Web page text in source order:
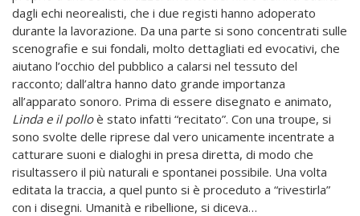
dagli echi neorealisti, che i due registi hanno adoperato
durante la lavorazione. Da una parte si sono concentrati sulle
scenografie e sui fondali, molto dettagliati ed evocativi, che
aiutano l’occhio del pubblico a calarsi nel tessuto del
racconto; dall’altra hanno dato grande importanza
all’apparato sonoro. Prima di essere disegnato e animato,
Linda e il polloè stato infatti “recitato”. Con una troupe, si
sono svolte delle riprese dal vero unicamente incentrate a
catturare suoni e dialoghi in presa diretta, di modo che
risultassero il più naturali e spontanei possibile. Una volta
editata la traccia, a quel punto si è proceduto a “rivestirla”
con i disegni. Umanità e ribellione, si diceva…